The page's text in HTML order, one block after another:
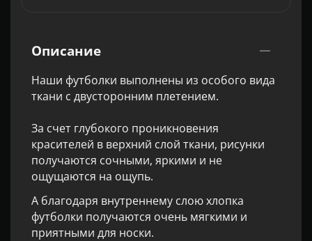
Описание
Наши футболки выполнены из особого вида
ткани с двусторонним плетением.
За счет глубокого проникновения
красителей в верхний слой ткани, рисунки
получаются сочными, яркими и не
ощущаются на ощупь.
А благодаря внутреннему слою хлопка
футболки получаются очень мягкими и
приятными для носки.